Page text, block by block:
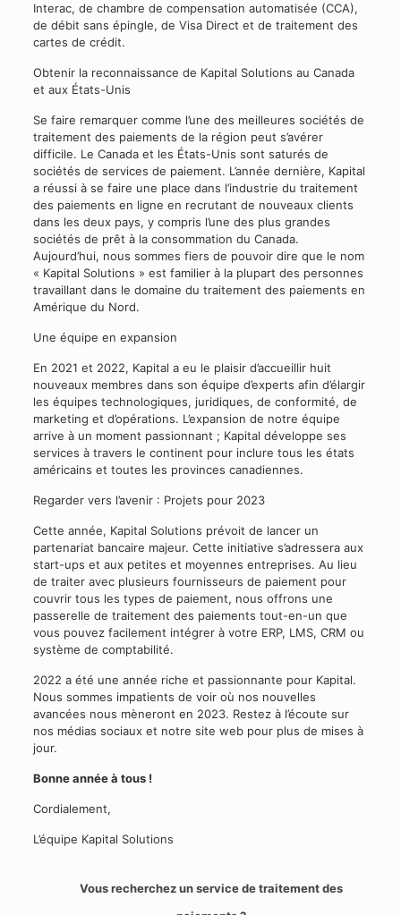
Interac, de chambre de compensation automatisée (CCA),
de débit sans épingle, de Visa Direct et de traitement des
cartes de crédit.
Obtenir la reconnaissance de Kapital Solutions au Canada
et aux États-Unis
Se faire remarquer comme l’une des meilleures sociétés de
traitement des paiements de la région peut s’avérer
difficile. Le Canada et les États-Unis sont saturés de
sociétés de services de paiement. L’année dernière, Kapital
a réussi à se faire une place dans l’industrie du traitement
des paiements en ligne en recrutant de nouveaux clients
dans les deux pays, y compris l’une des plus grandes
sociétés de prêt à la consommation du Canada.
Aujourd’hui, nous sommes fiers de pouvoir dire que le nom
« Kapital Solutions » est familier à la plupart des personnes
travaillant dans le domaine du traitement des paiements en
Amérique du Nord.
Une équipe en expansion
En 2021 et 2022, Kapital a eu le plaisir d’accueillir huit
nouveaux membres dans son équipe d’experts afin d’élargir
les équipes technologiques, juridiques, de conformité, de
marketing et d’opérations. L’expansion de notre équipe
arrive à un moment passionnant ; Kapital développe ses
services à travers le continent pour inclure tous les états
américains et toutes les provinces canadiennes.
Regarder vers l’avenir : Projets pour 2023
Cette année, Kapital Solutions prévoit de lancer un
partenariat bancaire majeur. Cette initiative s’adressera aux
start-ups et aux petites et moyennes entreprises. Au lieu
de traiter avec plusieurs fournisseurs de paiement pour
couvrir tous les types de paiement, nous offrons une
passerelle de traitement des paiements tout-en-un que
vous pouvez facilement intégrer à votre ERP, LMS, CRM ou
système de comptabilité.
2022 a été une année riche et passionnante pour Kapital.
Nous sommes impatients de voir où nos nouvelles
avancées nous mèneront en 2023. Restez à l’écoute sur
nos médias sociaux et notre site web pour plus de mises à
jour.
Bonne année à tous !
Cordialement,
L’équipe Kapital Solutions
Vous recherchez un service de traitement des